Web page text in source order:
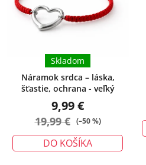
Náramok srdca – láska,
šťastie, ochrana - veľký
Skladom
9,99 €
19,99 € (–50 %)
DO KOŠÍKA